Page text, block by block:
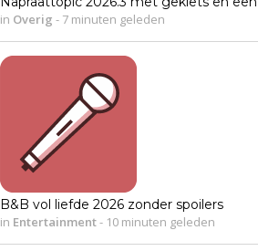
in Overig -7 minuten geleden
B&B vol liefde 2026 zonder spoilers
in Entertainment-10 minuten geleden